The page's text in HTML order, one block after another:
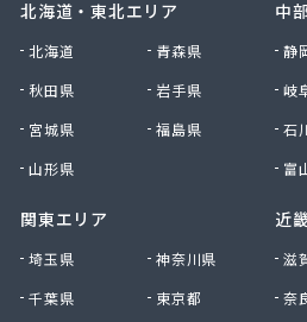
(株)湘南菱油瓦斯
(株)植村商店
(株)深沢商会
(株)神奈中商事
(株)須賀商店
(株)川島商店
(株)相北商事
(株)大神設備工業
北海道・東北エリア
北海道
青森県
秋田県
岩手県
宮城県
福島県
山形県
関東エリア
埼玉県
神奈川県
千葉県
東京都
中
静
岐
石
富
近
滋
奈